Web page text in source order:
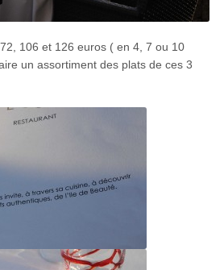
106 et 126 euros ( en 4, 7 ou 10
un assortiment des plats de ces 3